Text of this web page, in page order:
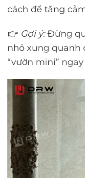
cách để tăng
👉 Gợi ý:Đừng
nhỏ xung quanh
“vườn mini”